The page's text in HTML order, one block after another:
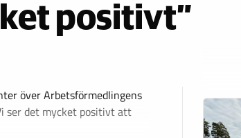
positivt”
över Arbetsförmedlingens
ser det mycket positivt att